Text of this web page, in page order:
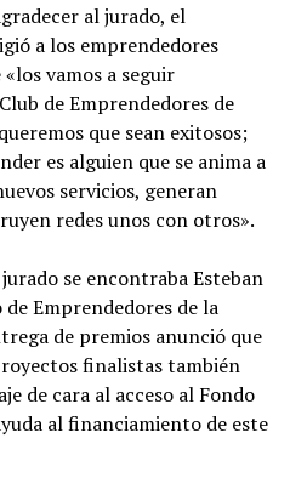
al jurado, el
a los emprendedores
vamos a seguir
de Emprendedores de
que sean exitosos;
es alguien que se anima a
servicios, generan
redes unos con otros».
se encontraba Esteban
Emprendedores de la
de premios anunció que
finalistas también
de cara al acceso al Fondo
al financiamiento de este